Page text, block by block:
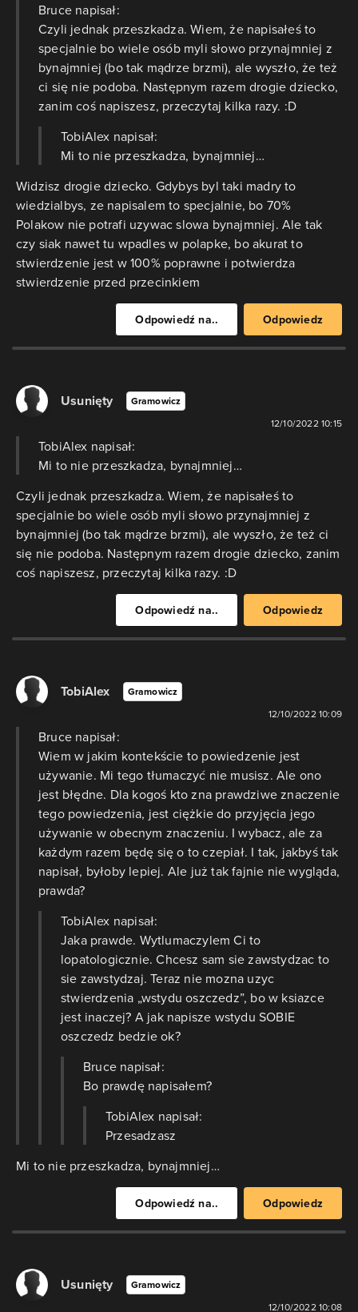
Bruce napisał:
Czyli jednak przeszkadza. Wiem, że napisałeś to
specjalnie bo wiele osób myli słowo przynajmniej z
bynajmniej (bo tak mądrze brzmi), ale wyszło, że też
ci się nie podoba. Następnym razem drogie dziecko,
zanim coś napiszesz, przeczytaj kilka razy. :D
TobiAlex napisał:
Mi to nie przeszkadza, bynajmniej…
Widzisz drogie dziecko. Gdybys byl taki madry to
wiedzialbys, ze napisalem to specjalnie, bo 70%
Polakow nie potrafi uzywac slowa bynajmniej. Ale tak
czy siak nawet tu wpadles w polapke, bo akurat to
stwierdzenie jest w 100% poprawne i potwierdza
stwierdzenie przed przecinkiem
Odpowiedź na.. Odpowiedz
Usunięty
Gramowicz
12/10/2022 10:15
TobiAlex napisał:
Mi to nie przeszkadza, bynajmniej…
Czyli jednak przeszkadza. Wiem, że napisałeś to
specjalnie bo wiele osób myli słowo przynajmniej z
bynajmniej (bo tak mądrze brzmi), ale wyszło, że też ci
się nie podoba. Następnym razem drogie dziecko, zanim
coś napiszesz, przeczytaj kilka razy. :D
Odpowiedź na.. Odpowiedz
TobiAlex
Gramowicz
12/10/2022 10:09
Bruce napisał:
Wiem w jakim kontekście to powiedzenie jest
używanie. Mi tego tłumaczyć nie musisz. Ale ono
jest błędne. Dla kogoś kto zna prawdziwe znaczenie
tego powiedzenia, jest ciężkie do przyjęcia jego
używanie w obecnym znaczeniu. I wybacz, ale za
każdym razem będę się o to czepiał. I tak, jakbyś tak
napisał, byłoby lepiej. Ale już tak fajnie nie wygląda,
prawda?
TobiAlex napisał:
Jaka prawde. Wytlumaczylem Ci to
lopatologicznie. Chcesz sam sie zawstydzac to
sie zawstydzaj. Teraz nie mozna uzyc
stwierdzenia „wstydu oszczedz”, bo w ksiazce
jest inaczej? A jak napisze wstydu SOBIE
oszczedz bedzie ok?
Bruce napisał:
Bo prawdę napisałem?
TobiAlex napisał:
Przesadzasz
Mi to nie przeszkadza, bynajmniej…
Odpowiedź na.. Odpowiedz
Usunięty
Gramowicz
12/10/2022 10:08